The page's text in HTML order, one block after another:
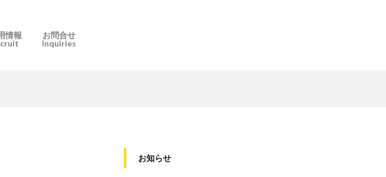
情報
お問合せ
Inquiries
お知らせ